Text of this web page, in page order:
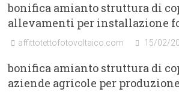
bonifica amianto struttura di
allevamenti per installazione
affittotettofotovoltaico.com 15/02/
bonifica amianto struttura di
aziende agricole per